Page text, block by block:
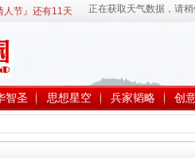
人节』还有11天
智圣 思想星空 兵家韬略 创